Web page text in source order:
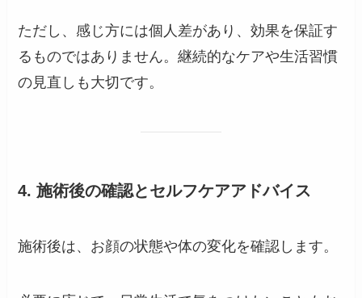
ただし、感じ方には個人差があり、効果を保証す
るものではありません。継続的なケアや生活習慣
の見直しも大切です。
4. 施術後の確認とセルフケアアドバイス
施術後は、お顔の状態や体の変化を確認します。